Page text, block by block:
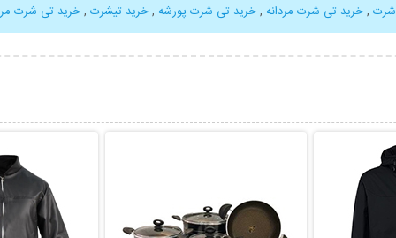
,خرید تی شرت مردانه ,خرید تی شرت پورشه ,خرید تیشرت ,خرید تی شرت